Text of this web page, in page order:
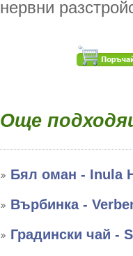
нервни
Още
Бял оман - Inula
Върбинка -
Градински чай -